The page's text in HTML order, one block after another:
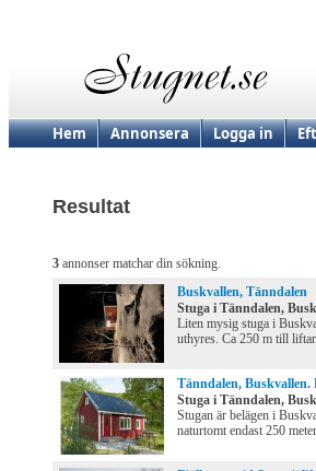
Hem Annonsera Logga in
Resultat
3 annonser matchar din sökning.
Buskvallen, Tänndalen
Stuga i Tänndalen,
Liten mysig stuga i
uthyres. Ca 250 m till
Tänndalen, Buskvallen.
Stuga i Tänndalen,
Stugan är belägen i
naturtomt endast 250